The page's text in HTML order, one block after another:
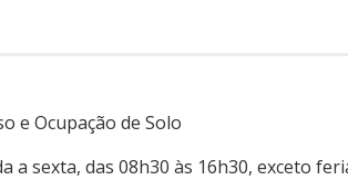
e Ocupação de Solo
a sexta, das 08h30 às 16h30, exceto